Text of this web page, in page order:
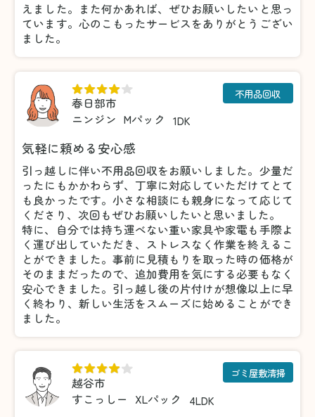
えました。また何かあれば、ぜひお願いしたいと思っ
ています。心のこもったサービスをありがとうござい
ました。
春日部市
ニンジン Mパック 1DK
不用品回収
気軽に頼める安心感
引っ越しに伴い不用品回収をお願いしました。少量だ
ったにもかかわらず、丁寧に対応していただけてとて
も良かったです。小さな相談にも親身になって応じて
くださり、次回もぜひお願いしたいと思いました。
特に、自分では持ち運べない重い家具や家電も手際よ
く運び出していただき、ストレスなく作業を終えるこ
とができました。事前に見積もりを取った時の価格が
そのままだったので、追加費用を気にする必要もなく
安心できました。引っ越し後の片付けが想像以上に早
く終わり、新しい生活をスムーズに始めることができ
ました。
越谷市
すこっしー
XLパック 4LDK
ゴミ屋敷清掃